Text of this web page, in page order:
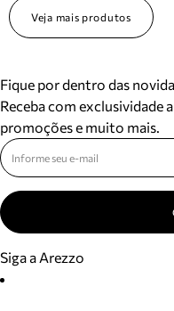
Veja mais produtos
Fique por dentro das
Receba com exclusividade
promoções e muito mais.
Siga a Arezzo